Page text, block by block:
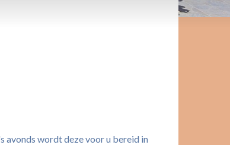
avonds wordt deze voor u bereid in